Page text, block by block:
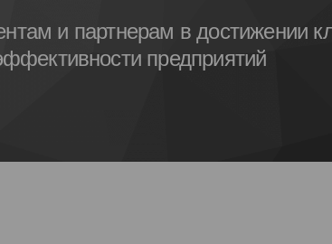
и партнерам в достижении
предприятий